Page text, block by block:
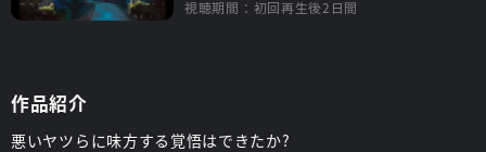
視聴期間：初回再生後2日間
作品紹介
悪いヤツらに味方する覚悟はできたか?